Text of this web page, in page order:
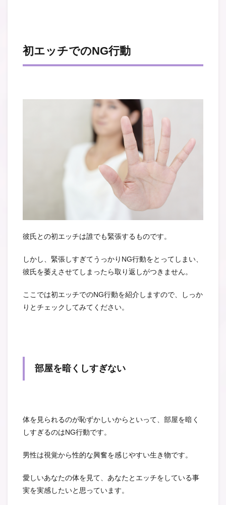
初エッチでのNG行動
彼氏との初エッチは誰でも緊張するものです。
しかし、緊張しすぎてうっかりNG行動をとってしまい、
彼氏を萎えさせてしまったら取り返しがつきません。
ここでは初エッチでのNG行動を紹介しますので、しっか
りとチェックしてみてください。
部屋を暗くしすぎない
体を見られるのが恥ずかしいからといって、部屋を暗く
しすぎるのはNG行動です。
男性は視覚から性的な興奮を感じやすい生き物です。
愛しいあなたの体を見て、あなたとエッチをしている事
実を実感したいと思っています。